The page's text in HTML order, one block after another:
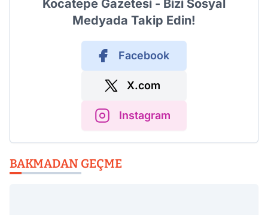
Kocatepe Gazetesi - Bizi Sosyal
Medyada Takip Edin!
Facebook
X.com
Instagram
BAKMADAN GEÇME